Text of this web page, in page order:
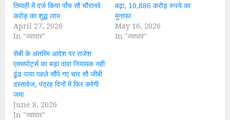
तिमाही में दर्ज किया पाँच सौ चौरानवे
करोड़ का शुद्ध लाभ
April 27, 2026
In "व्यापार"
बढ़ा, 10,886 करोड़ रुपये का
मुनाफा
May 16, 2026
In "व्यापार"
सेबी के अंतरिम आदेश पर राजेश
एक्सपोर्ट्स का बड़ा दावा नियामक नहीं
ढूंढ पाया पहले सौंपे गए चार सौ जीबी
दस्तावेज, पंद्रह दिनों में फिर करेगी
जमा
June 8, 2026
In "व्यापार"